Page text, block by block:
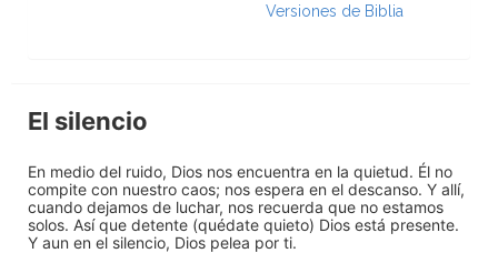
Versiones de Biblia
El silencio
En medio del ruido, Dios nos encuentra en la quietud. Él no
compite con nuestro caos; nos espera en el descanso. Y allí,
cuando dejamos de luchar, nos recuerda que no estamos
solos. Así que detente (quédate quieto) Dios está presente.
Y aun en el silencio, Dios pelea por ti.